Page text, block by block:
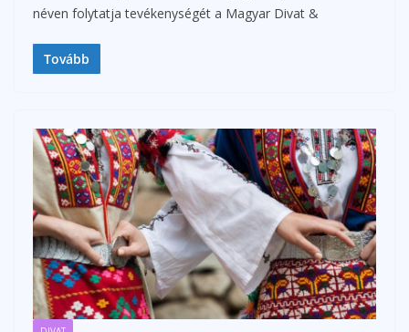
néven folytatja tevékenységét a Magyar Divat &
Tovább